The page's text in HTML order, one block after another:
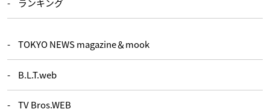
ランキング
TOKYO NEWS magazine＆mook
B.L.T.web
TV Bros.WEB